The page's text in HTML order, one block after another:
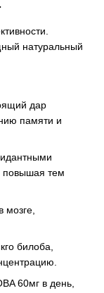
натуральный
дар
памяти и
повышая тем
мозге,
билоба,
60мг в день,